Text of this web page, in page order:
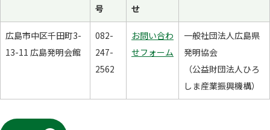
号
せ
広島市中区千田町3-
13-11 広島発明会館
082-
247-
2562
お問い合わ
せフォーム
一般社団法人広島県
発明協会
（公益財団法人ひろ
しま産業振興機構）